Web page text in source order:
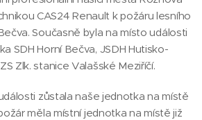
CAS24 Renault k požáru lesního
Současně byla na místo události
SDH Horní Bečva, JSDH Hutisko-
Zlk. stanice Valašské Meziříčí.
zůstala naše jednotka na místě
měla místní jednotka na místě již